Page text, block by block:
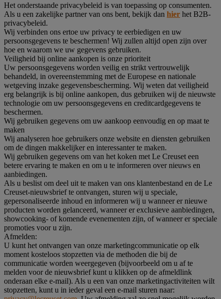
Het onderstaande privacybeleid is van toepassing op consumenten.
Als u een zakelijke partner van ons bent, bekijk dan hier het B2B-
privacybeleid.
Wij verbinden ons ertoe uw privacy te eerbiedigen en uw
persoonsgegevens te beschermen! Wij zullen altijd open zijn over
hoe en waarom we uw gegevens gebruiken.
Veiligheid bij online aankopen is onze prioriteit
Uw persoonsgegevens worden veilig en strikt vertrouwelijk
behandeld, in overeenstemming met de Europese en nationale
wetgeving inzake gegevensbescherming. Wij weten dat veiligheid
erg belangrijk is bij online aankopen, dus gebruiken wij de nieuwste
technologie om uw persoonsgegevens en creditcardgegevens te
beschermen.
Wij gebruiken gegevens om uw aankoop eenvoudig en op maat te
maken
Wij analyseren hoe gebruikers onze website en diensten gebruiken
om de dingen makkelijker en interessanter te maken.
Wij gebruiken gegevens om van het koken met Le Creuset een
betere ervaring te maken en om u te informeren over nieuws en
aanbiedingen.
Als u beslist om deel uit te maken van ons klantenbestand en de Le
Creuset-nieuwsbrief te ontvangen, sturen wij u speciale,
gepersonaliseerde inhoud en informeren wij u wanneer er nieuwe
producten worden gelanceerd, wanneer er exclusieve aanbiedingen,
showcooking- of komende evenementen zijn, of wanneer er speciale
promoties voor u zijn.
Afmelden:
U kunt het ontvangen van onze marketingcommunicatie op elk
moment kosteloos stopzetten via de methoden die bij de
communicatie worden weergegeven (bijvoorbeeld om u af te
melden voor de nieuwsbrief kunt u klikken op de afmeldlink
onderaan elke e-mail). Als u een van onze marketingactiviteiten wilt
stopzetten, kunt u in ieder geval een e-mail sturen naar: